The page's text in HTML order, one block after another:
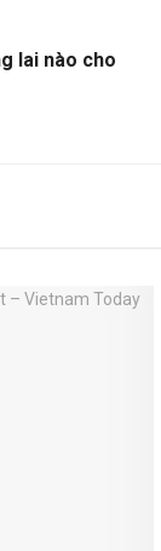
lai nào cho